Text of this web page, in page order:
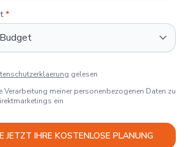
*
gelesen
Verarbeitung meiner personenbezogenen Daten zu
ein
JETZT IHRE KOSTENLOSE PLANUNG